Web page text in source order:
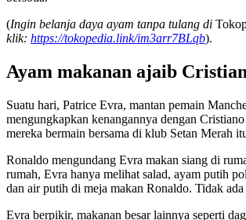
(Ingin belanja daya ayam tanpa tulang di
klik: https://tokopedia.link/im3arr7BLqb).
Ayam makanan ajaib
Suatu hari, Patrice Evra, mantan pemain
mengungkapkan kenangannya dengan
mereka bermain bersama di klub Setan Merah
Ronaldo mengundang Evra makan siang di
rumah, Evra hanya melihat salad, ayam putih
dan air putih di meja makan Ronaldo. Tidak ada
Evra berpikir, makanan besar lainnya seperti